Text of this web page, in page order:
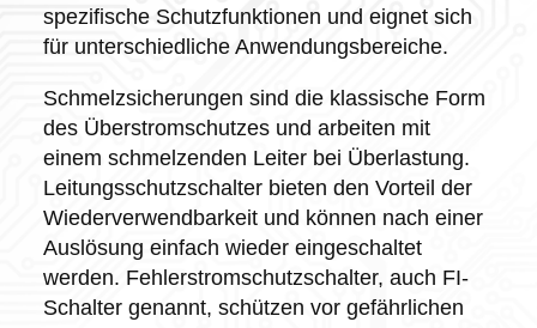
spezifische Schutzfunktionen und eignet sich
für unterschiedliche Anwendungsbereiche.
Schmelzsicherungen sind die klassische Form
des Überstromschutzes und arbeiten mit
einem schmelzenden Leiter bei Überlastung.
Leitungsschutzschalter bieten den Vorteil der
Wiederverwendbarkeit und können nach einer
Auslösung einfach wieder eingeschaltet
werden. Fehlerstromschutzschalter, auch FI-
Schalter genannt, schützen vor gefährlichen